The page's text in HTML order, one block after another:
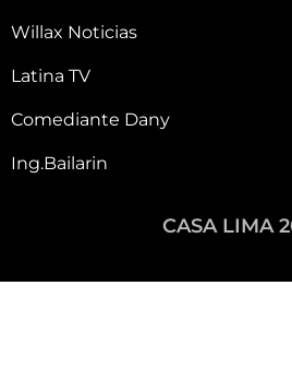
Willax Noticias
Latina TV
Comediante Dany
Ing.Bailarin
CASA LIMA